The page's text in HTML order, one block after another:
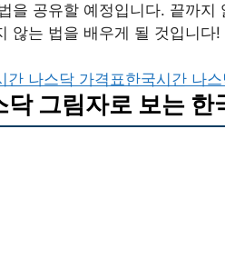
을 공유할 예정입니다. 끝까
않는 법을 배우게 될 것입니다!
간 나스닥 가격표한국시간 나
닥 그림자로 보는 한